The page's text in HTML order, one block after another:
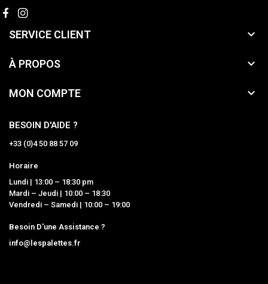
SERVICE CLIENT 
À PROPOS 
MON COMPTE 
BESOIN D'AIDE ?
+33 (0)4 50 88 57 09
Horaire
Lundi | 13:00 – 18:30 pm
Mardi – Jeudi | 10:00 – 18:30
Vendredi – Samedi | 10:00 – 19:00
Besoin D'une Assistance ?
info@lespalettes.fr